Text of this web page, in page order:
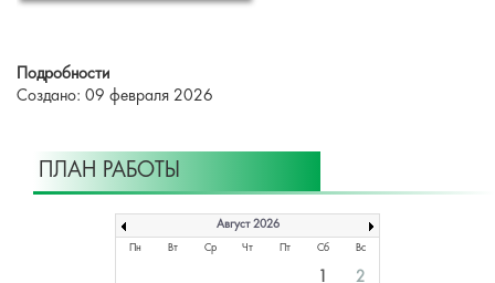
Подробности
Создано: 09 февраля 2026
ПЛАН РАБОТЫ
Август 2026
Пн Вт Ср Чт Пт Сб Вс
1
2